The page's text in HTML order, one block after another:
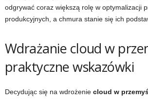
odgrywać coraz większą rolę w optymalizacji
produkcyjnych, a chmura stanie się ich
Wdrażanie cloud w
praktyczne wskazówki
Decydując się na wdrożenie cloud w